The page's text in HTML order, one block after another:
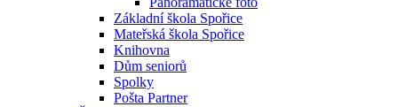
Základní škola Spořice
Mateřská škola Spořice
Knihovna
Dům seniorů
Spolky
Pošta Partner